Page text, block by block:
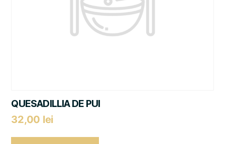
QUESADILLIA DE PUI
32,00 lei